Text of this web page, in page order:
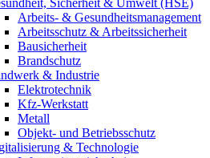
Arbeits- & Gesundheitsmanagement
Arbeitsschutz & Arbeitssicherheit
Bausicherheit
Brandschutz
& Industrie
Elektrotechnik
Kfz-Werkstatt
Metall
Objekt- und Betriebsschutz
& Technologie